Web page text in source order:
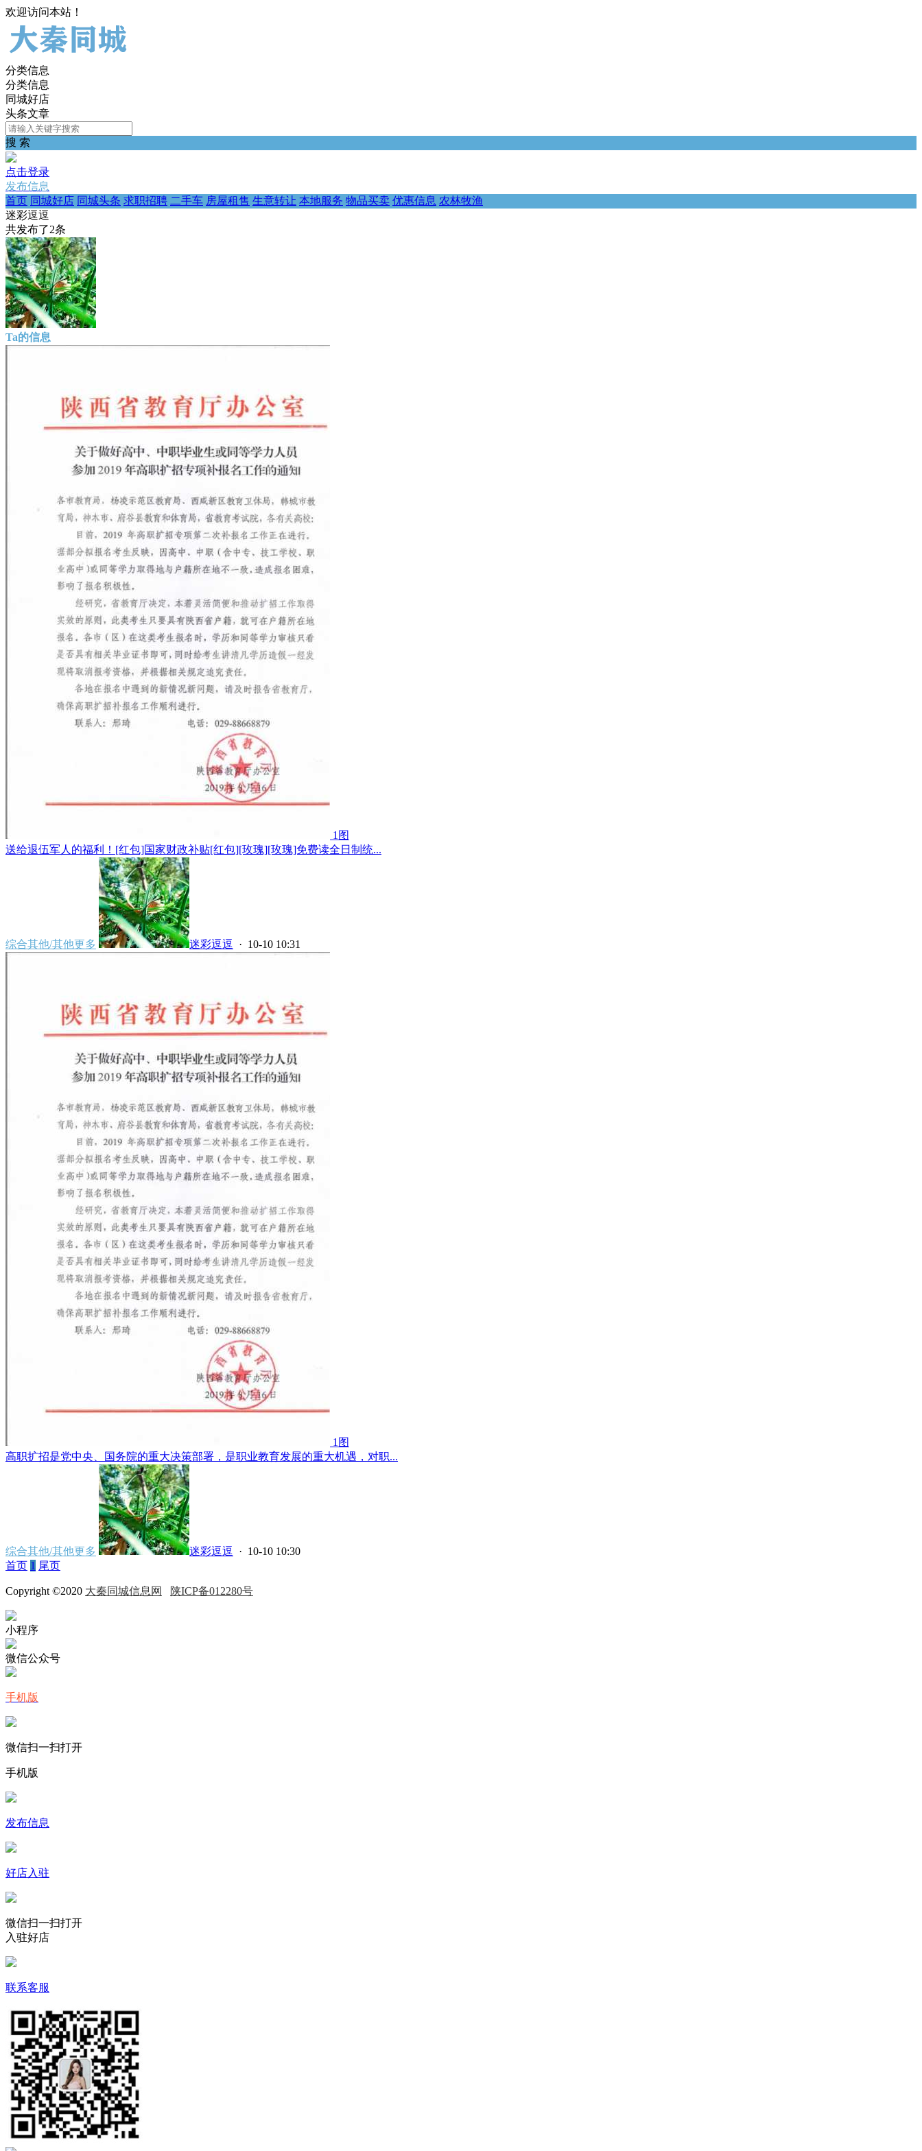
欢迎访问本站！
分类信息
分类信息
同城好店
头条文章
搜 索
点击登录
发布信息
首页 同城好店 同城头条 求职招聘 二手车 房屋租售 生意转让 本地服务 物品买卖 优惠信息 农林牧渔
迷彩逗逗
共发布了2条
Ta的信息
1图
送给退伍军人的福利！[红包]国家财政补贴[红包][玫瑰][玫瑰]免费读全日制统...
综合其他/其他更多 迷彩逗逗 · 10-10 10:31
1图
高职扩招是党中央、国务院的重大决策部署，是职业教育发展的重大机遇，对职...
综合其他/其他更多 迷彩逗逗 · 10-10 10:30
首页 1 尾页
Copyright ©2020 大秦同城信息网 陕ICP备012280号
小程序
微信公众号
手机版
微信扫一扫打开
手机版
发布信息
好店入驻
微信扫一扫打开
入驻好店
联系客服